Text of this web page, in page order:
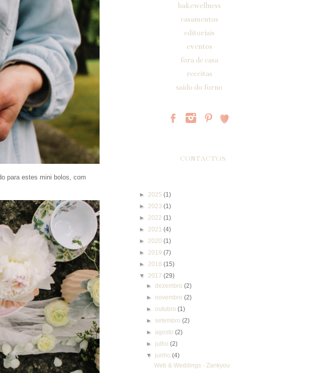
para estes mini bolos, com
bakewellness
casamentos
editoriais
eventos
fora de casa
receitas
saído do forno
CONTACTOS
► 2025 (1)
► 2023 (1)
► 2022 (1)
► 2021 (4)
► 2020 (1)
► 2019 (7)
► 2018 (15)
▼ 2017 (29)
►dezembro(2)
► novembro(2)
►outubro(1)
►setembro(2)
►agosto(2)
► julho(2)
▼ junho(4)
Web & Weddings - Zankyou